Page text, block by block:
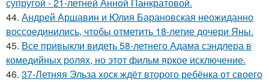
44. Андрей Аршавин и Юлия Барановская неожиданно
воссоединились, чтобы отметить 18-летие дочери Яны.
45. Все привыкли видеть 58-летнего Адама сэндлера в
комедийных ролях, но этот фильм яркое исключение.
46. 37-Летняя Эльза хоск ждёт второго ребёнка от своего